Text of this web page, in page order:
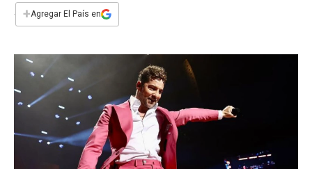
e
b
k
s
t
i
l
+Agregar El País en